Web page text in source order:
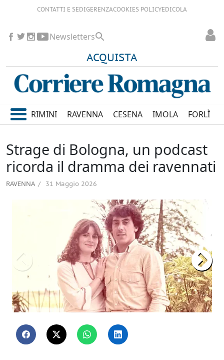
CONTATTI E SEDIGERENZACOOKIES POLICYEDICOLA
ACQUISTA
Newsletters
RIMINI RAVENNA CESENA IMOLA FORLÌ
Strage di Bologna, un podcast
ricorda il dramma dei ravennati
RAVENNA 31 Maggio 2026